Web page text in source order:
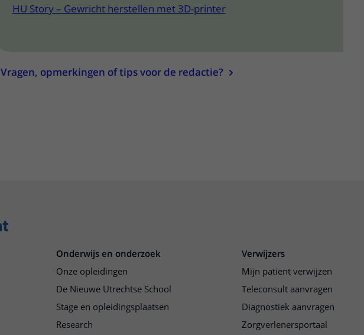
HU Story – Gewricht herstellen met 3D-printer
Vragen, opmerkingen of tips voor de redactie?
Onderwijs en onderzoek
Onze opleidingen
De Nieuwe Utrechtse School
Stage en opleidingsplaatsen
Research
Verwijzers
Mijn patiënt verwijzen
Teleconsult aanvragen
Diagnostiek aanvragen
Zorgverlenersportaal